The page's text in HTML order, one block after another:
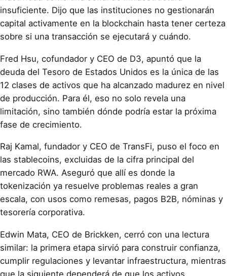
insuficiente. Dijo que las instituciones no gestionarán
capital activamente en la blockchain hasta tener certeza
sobre si una transacción se ejecutará y cuándo.
Fred Hsu, cofundador y CEO de D3, apuntó que la
deuda del Tesoro de Estados Unidos es la única de las
12 clases de activos que ha alcanzado madurez en nivel
de producción. Para él, eso no solo revela una
limitación, sino también dónde podría estar la próxima
fase de crecimiento.
Raj Kamal, fundador y CEO de TransFi, puso el foco en
las stablecoins, excluidas de la cifra principal del
mercado RWA. Aseguró que allí es donde la
tokenización ya resuelve problemas reales a gran
escala, con usos como remesas, pagos B2B, nóminas y
tesorería corporativa.
Edwin Mata, CEO de Brickken, cerró con una lectura
similar: la primera etapa sirvió para construir confianza,
cumplir regulaciones y levantar infraestructura, mientras
que la siguiente dependerá de que los activos